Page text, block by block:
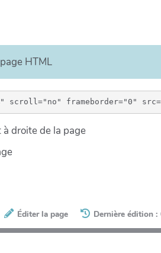
HTML
droite de la page
Éditer la page Dernière édition